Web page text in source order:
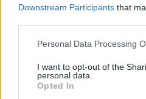
Downstream Participants that
Please note that this website/
not limited to your visit or usage
grant or deny consent to
use your data for below
Personal Data Processing
I want to opt-out of the
personal data.
Opted In